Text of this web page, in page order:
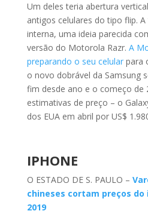
Um deles teria abertura
antigos celulares do tipo flip.
interna, uma ideia parecida
versão do Motorola Razr. A
preparando o seu celularpara
o novo dobrável da Samsung
fim desde ano e o começo de
estimativas de preço – o
dos EUA em abril por US$
IPHONE
O ESTADO DE S. PAULO –
chineses cortam preços do
2019